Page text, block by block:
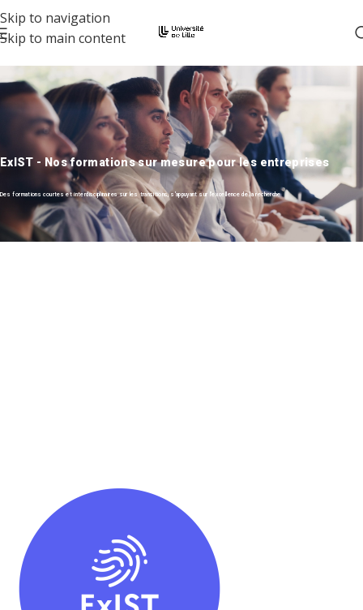
Skip to navigation
Skip to main content
ExIST - Nos formations sur mesure pour les entreprises
Des formations courtes et interdisciplinaires sur les transitions, s'appuyant sur l'excellence de la recherche